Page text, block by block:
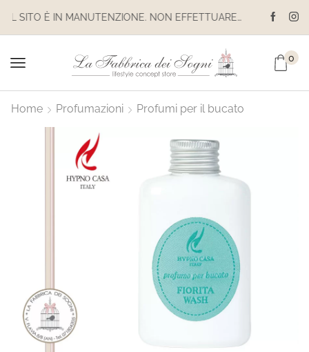
IL SITO È IN MANUTENZIONE. NON EFFETTUARE ACQUISTI. LE SPEDIZIONI SONO SOSPESE
0
Home Profumazioni Profumi per il bucato